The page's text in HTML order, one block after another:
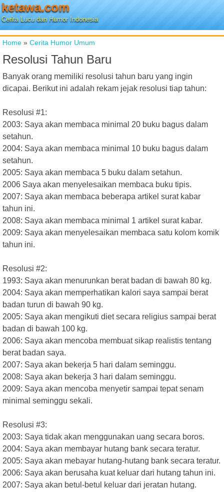
ketawa.com
Cerita Lucu dan Humor Indonesia
Home » Cerita Humor Umum
Resolusi Tahun Baru
Banyak orang memiliki resolusi tahun baru yang ingin
dicapai. Berikut ini adalah rekam jejak resolusi tiap tahun:
Resolusi #1:
2003: Saya akan membaca minimal 20 buku bagus dalam
setahun.
2004: Saya akan membaca minimal 10 buku bagus dalam
setahun.
2005: Saya akan membaca 5 buku dalam setahun.
2006 Saya akan menyelesaikan membaca buku tipis.
2007: Saya akan membaca beberapa artikel surat kabar
tahun ini.
2008: Saya akan membaca minimal 1 artikel surat kabar.
2009: Saya akan menyelesaikan membaca satu kolom komik
tahun ini.
Resolusi #2:
1993: Saya akan menurunkan berat badan di bawah 80 kg.
2004: Saya akan memperhatikan kalori saya sampai berat
badan turun di bawah 90 kg.
2005: Saya akan mengikuti diet secara religius sampai berat
badan di bawah 100 kg.
2006: Saya akan mencoba membuat sikap realistis tentang
berat badan saya.
2007: Saya akan bekerja 5 hari dalam seminggu.
2008: Saya akan bekerja 3 hari dalam seminggu.
2009: Saya akan mencoba menyetir sampai tepat senam
minimal seminggu sekali.
Resolusi #3:
2003: Saya tidak akan menggunakan uang secara boros.
2004: Saya akan membayar hutang bank secara teratur.
2005: Saya akan mebayar hutang-hutang bank secara teratur.
2006: Saya akan berusaha kuat keluar dari hutang tahun ini.
2007: Saya akan betul-betul keluar dari jeratan hutang.